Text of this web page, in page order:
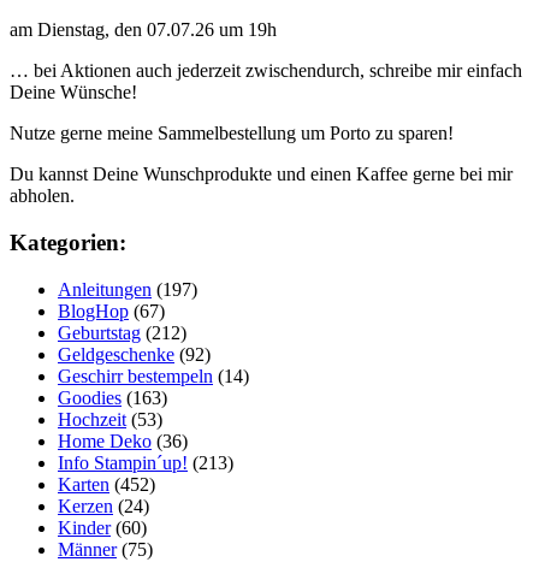
am Dienstag, den 07.07.26 um 19h
… bei Aktionen auch jederzeit zwischendurch, schreibe mir einfach
Deine Wünsche!
Nutze gerne meine Sammelbestellung um Porto zu sparen!
Du kannst Deine Wunschprodukte und einen Kaffee gerne bei mir
abholen.
Kategorien:
Anleitungen (197)
BlogHop (67)
Geburtstag (212)
Geldgeschenke (92)
Geschirr bestempeln (14)
Goodies (163)
Hochzeit (53)
Home Deko (36)
Info Stampin´up! (213)
Karten (452)
Kerzen (24)
Kinder(60)
Männer(75)